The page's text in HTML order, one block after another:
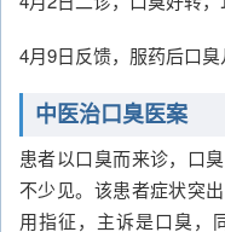
4月9日反馈，服药后口臭
中医治口臭医案
患者以口臭而来诊，口
不少见。该患者症状突
用指征，主诉是口臭，